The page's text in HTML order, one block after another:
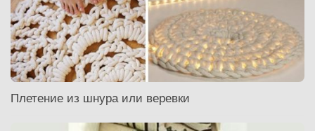
Плетение из шнура или веревки